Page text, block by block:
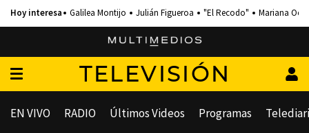
Galilea Montijo Julián Figueroa "El Recodo" Mariana
TELEVISIÓN
EN VIVO RADIO Últimos Videos Programas